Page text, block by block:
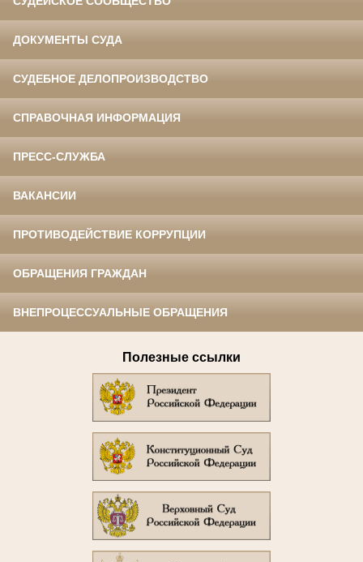
ДОКУМЕНТЫ СУДА
СУДЕБНОЕ ДЕЛОПРОИЗВОДСТВО
СПРАВОЧНАЯ ИНФОРМАЦИЯ
ПРЕСС-СЛУЖБА
ВАКАНСИИ
ПРОТИВОДЕЙСТВИЕ КОРРУПЦИИ
ОБРАЩЕНИЯ ГРАЖДАН
ВНЕПРОЦЕССУАЛЬНЫЕ ОБРАЩЕНИЯ
Полезные ссылки